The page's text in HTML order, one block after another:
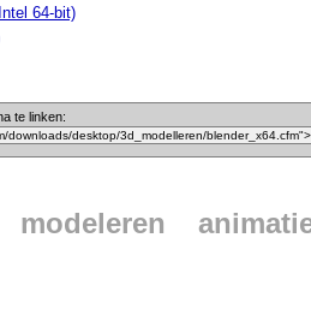
64-bit)
te linken:
modeleren